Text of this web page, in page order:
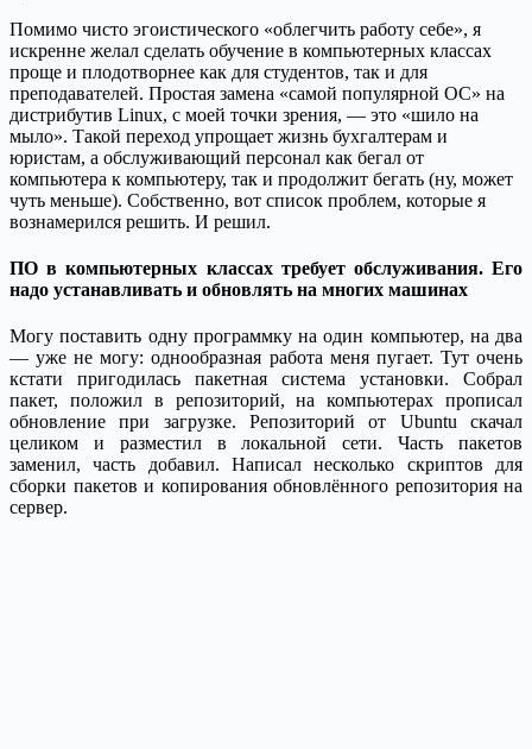
Помимо чисто эгоистического «облегчить работу себе», я
искренне желал сделать обучение в компьютерных классах
проще и плодотворнее как для студентов, так и для
преподавателей. Простая замена «самой популярной ОС» на
дистрибутив Linux, с моей точки зрения, — это «шило на
мыло». Такой переход упрощает жизнь бухгалтерам и
юристам, а обслуживающий персонал как бегал от
компьютера к компьютеру, так и продолжит бегать (ну, может
чуть меньше). Собственно, вот список проблем, которые я
вознамерился решить. И решил.
ПО в компьютерных классах требует обслуживания. Его
надо устанавливать и обновлять на многих машинах
Могу поставить одну программку на один компьютер, на два
— уже не могу: однообразная работа меня пугает. Тут очень
кстати пригодилась пакетная система установки. Собрал
пакет, положил в репозиторий, на компьютерах прописал
обновление при загрузке. Репозиторий от Ubuntu скачал
целиком и разместил в локальной сети. Часть пакетов
заменил, часть добавил. Написал несколько скриптов для
сборки пакетов и копирования обновлённого репозитория на
сервер.